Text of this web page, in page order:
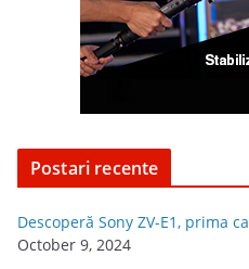
Postari recente
Descoperă Sony ZV-E1, prima
October 9, 2024